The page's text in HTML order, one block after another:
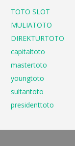
TOTO SLOT
MULIATOTO
DIREKTURTOTO
capitaltoto
mastertoto
youngtoto
sultantoto
presidenttoto